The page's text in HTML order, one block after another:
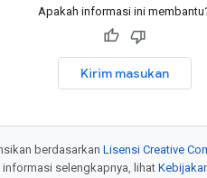
Apakah informasi ini
Kirim masukan
berdasarkan Lisensi Creative
informasi selengkapnya, lihat